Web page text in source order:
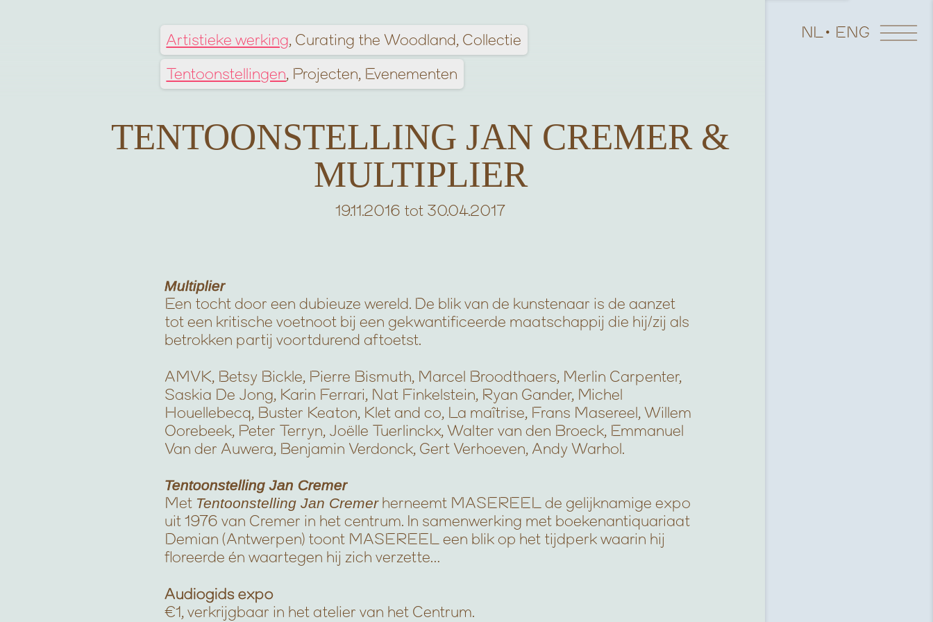
NL ENG
Artistieke werking
Tentoonstellingen Projecten Evenementen
Curating the Woodland Collectie
TENTOONSTELLING JAN CREMER &
MULTIPLIER
19.11.2016 tot 30.04.2017
Multiplier
Een tocht door een dubieuze wereld. De blik van de kunstenaar is de aanzet
tot een kritische voetnoot bij een gekwantificeerde maatschappij die hij/zij als
betrokken partij voortdurend aftoetst.
AMVK, Betsy Bickle, Pierre Bismuth, Marcel Broodthaers, Merlin Carpenter,
Saskia De Jong, Karin Ferrari, Nat Finkelstein, Ryan Gander, Michel
Houellebecq, Buster Keaton, Klet and co, La maîtrise, Frans Masereel, Willem
Oorebeek, Peter Terryn, Joëlle Tuerlinckx, Walter van den Broeck, Emmanuel
Van der Auwera, Benjamin Verdonck, Gert Verhoeven, Andy Warhol.
Tentoonstelling Jan Cremer
Met Tentoonstelling Jan Cremerherneemt MASEREEL de gelijknamige expo
uit 1976 van Cremer in het centrum. In samenwerking met boekenantiquariaat
Demian (Antwerpen) toont MASEREEL een blik op het tijdperk waarin hij
floreerde én waartegen hij zich verzette…
Audiogids expo
€1, verkrijgbaar in het atelier van het Centrum.